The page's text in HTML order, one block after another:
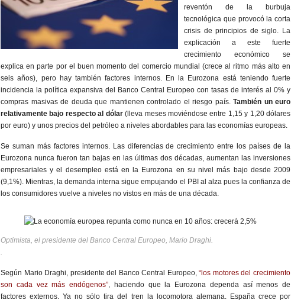
reventón de la burbuja
tecnológica que provocó la corta
crisis de principios de siglo. La
explicación a este fuerte
crecimiento económico se
explica en parte por el buen momento del comercio mundial (crece al ritmo más alto en
seis años), pero hay también factores internos. En la Eurozona está teniendo fuerte
incidencia la política expansiva del Banco Central Europeo con tasas de interés al 0% y
compras masivas de deuda que mantienen controlado el riesgo país. También un euro
relativamente bajo respecto al dólar(lleva meses moviéndose entre 1,15 y 1,20 dólares
por euro) y unos precios del petróleo a niveles abordables para las economías europeas.
Se suman más factores internos. Las diferencias de crecimiento entre los países de la
Eurozona nunca fueron tan bajas en las últimas dos décadas, aumentan las inversiones
empresariales y el desempleo está en la Eurozona en su nivel más bajo desde 2009
(9,1%). Mientras, la demanda interna sigue empujando el PBI al alza pues la confianza de
los consumidores vuelve a niveles no vistos en más de una década.
Optimista, el presidente del Banco Central Europeo, Mario Draghi.
.
Según Mario Draghi, presidente del Banco Central Europeo,“los motores del crecimiento
son cada vez más endógenos”, haciendo que la Eurozona dependa así menos de
factores externos. Ya no sólo tira del tren la locomotora alemana. España crece por